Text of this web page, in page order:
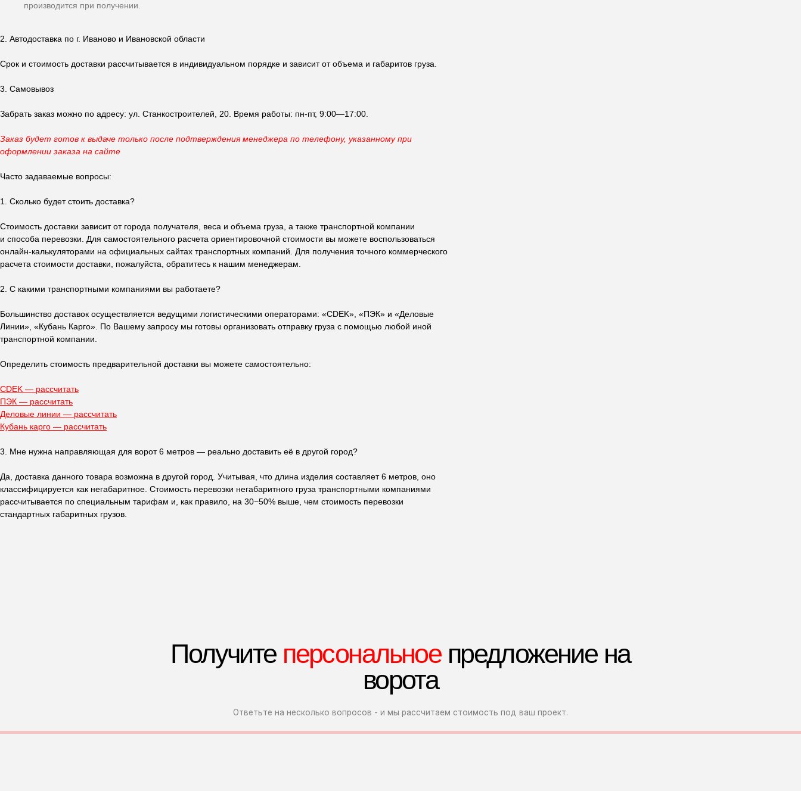
производится при получении.
2. Автодоставка по г. Иваново и Ивановской области
Срок и стоимость доставки рассчитывается в индивидуальном порядке и зависит от объема и габаритов груза.
3. Самовывоз
Забрать заказ можно по адресу: ул. Станкостроителей, 20. Время работы: пн-пт, 9:00—17:00.
Заказ будет готов к выдаче только после подтверждения менеджера по телефону, указанному при
оформлении заказа на сайте
Часто задаваемые вопросы:
1. Сколько будет стоить доставка?
Стоимость доставки зависит от города получателя, веса и объема груза, а также транспортной компании
и способа перевозки. Для самостоятельного расчета ориентировочной стоимости вы можете воспользоваться
онлайн-калькуляторами на официальных сайтах транспортных компаний. Для получения точного коммерческого
расчета стоимости доставки, пожалуйста, обратитесь к нашим менеджерам.
2. С какими транспортными компаниями вы работаете?
Большинство доставок осуществляется ведущими логистическими операторами: «CDEK», «ПЭК» и «Деловые
Линии», «Кубань Карго». По Вашему запросу мы готовы организовать отправку груза с помощью любой иной
транспортной компании.
Определить стоимость предварительной доставки вы можете самостоятельно:
CDEK — рассчитать
ПЭК — рассчитать
Деловые линии — рассчитать
Кубань карго — рассчитать
3. Мне нужна направляющая для ворот 6 метров — реально доставить её в другой город?
Да, доставка данного товара возможна в другой город. Учитывая, что длина изделия составляет 6 метров, оно
классифицируется как негабаритное. Стоимость перевозки негабаритного груза транспортными компаниями
рассчитывается по специальным тарифам и, как правило, на 30−50% выше, чем стоимость перевозки
стандартных габаритных грузов.
Получитеперсональноепредложение на
ворота